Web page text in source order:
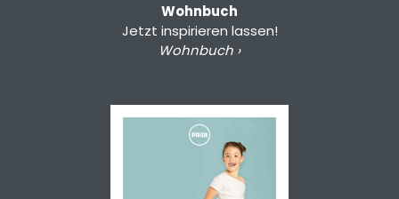
Wohnbuch
Jetzt inspirieren lassen!
Wohnbuch ›